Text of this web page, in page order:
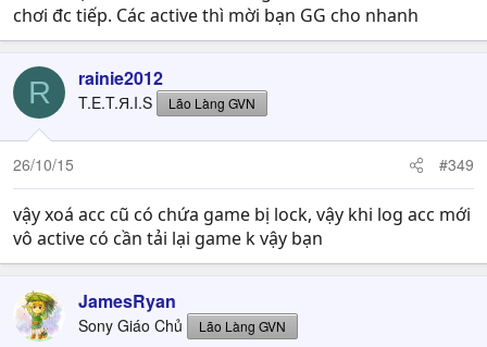
chơi đc tiếp. Các active thì mời bạn GG cho nhanh
R rainie2012
T.E.T.Я.I.S Lão Làng GVN
26/10/15 #349
vậy xoá acc cũ có chứa game bị lock, vậy khi log acc mới
vô active có cần tải lại game k vậy bạn
JamesRyan
Sony Giáo Chủ Lão Làng GVN